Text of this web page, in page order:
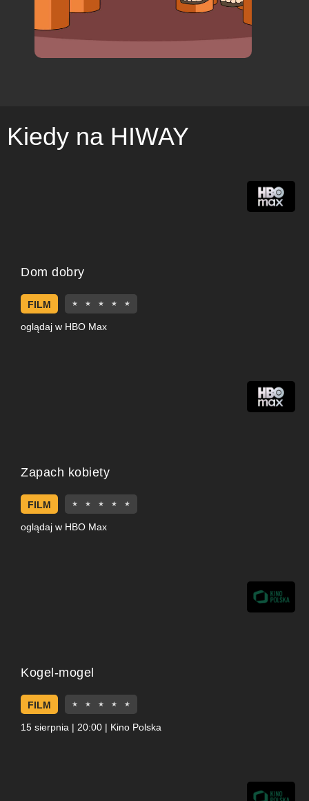
Kiedy na HIWAY
Dom dobry
FILM ★ ★ ★ ★ ★
oglądaj w HBO Max
Zapach kobiety
FILM ★ ★ ★ ★ ★
oglądaj w HBO Max
Kogel-mogel
FILM ★ ★ ★ ★ ★
15 sierpnia | 20:00 | Kino Polska